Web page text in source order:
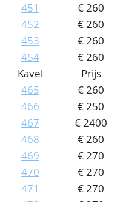
451
€ 260
452
€ 260
453
€ 260
454
€ 260
Kavel
Prijs
465
€ 260
466
€ 250
467
€ 2400
468
€ 260
469
€ 270
470
€ 270
471
€ 270